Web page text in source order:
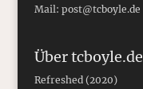
Mail: post@tcboyle.de
Über tcboyle.de
Refreshed (2020)